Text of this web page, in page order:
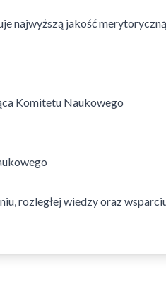
najwyższą jakość
Komitetu Naukowego
rozległej wiedzy oraz